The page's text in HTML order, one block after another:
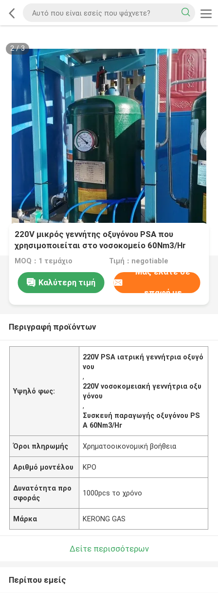
2/3
220V μικρός γεννήτης οξυγόνου PSA που
χρησιμοποιείται στο νοσοκομείο 60Nm3/Hr
MOQ：1 τεμάχιο Τιμή：negotiable
Καλύτερη τιμή
Μας ελάτε σε
επαφή με
Περιγραφή προϊόντων
Υψηλό φως:
220V PSA ιατρική γεννήτρια οξυγό
νου
,
220V νοσοκομειακή γεννήτρια οξυ
γόνου
,
Συσκευή παραγωγής οξυγόνου PS
A 60Nm3/Hr
Όροι πληρωμής Χρηματοοικονομική βοήθεια
Αριθμό μοντέλου ΚΡΟ
Δυνατότητα προ
σφοράς
1000pcs το χρόνο
Μάρκα KERONG GAS
Δείτε περισσότερων
Περίπου εμείς